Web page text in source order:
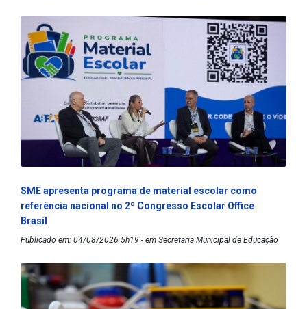
SME apresenta programa de material escolar como
referência nacional no 2º Congresso Escolar Office
Brasil
Publicado em: 04/08/2026 5h19 - em Secretaria Municipal de Educação